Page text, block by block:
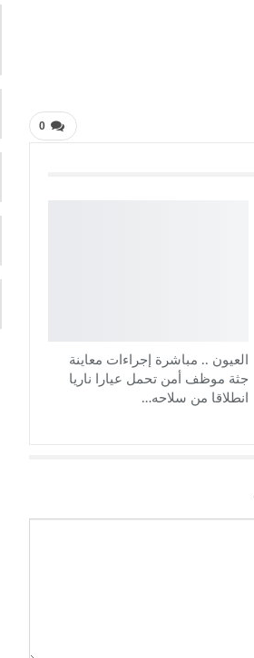
0
العيون .. مباشرة إجراءات معاينة
جثة موظف أمن تحمل عيارا ناريا
انطلاقا من سلاحه…